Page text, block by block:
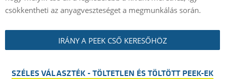
csökkentheti az anyagveszteséget a megmunkálás során.
IRÁNY A PEEK CSŐ KERESŐHÖZ
SZÉLES VÁLASZTÉK - TÖLTETLEN ÉS TÖLTÖTT PEEK-EK